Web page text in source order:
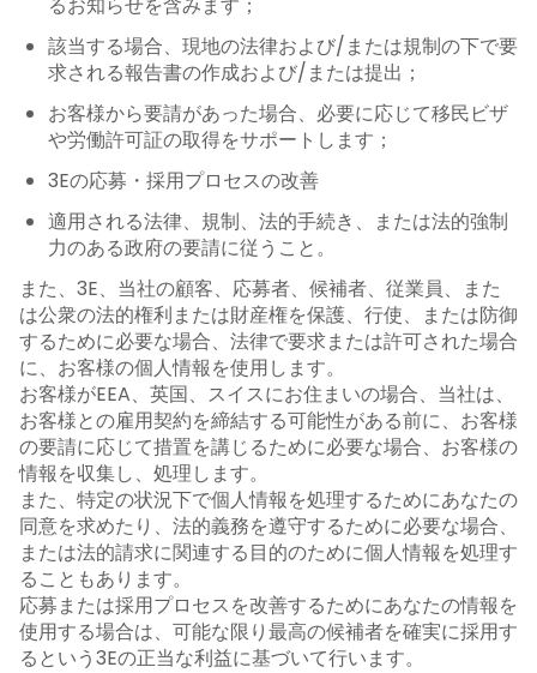
該当する場合、現地の法律および/または規制の下で要
求される報告書の作成および/または提出；
お客様から要請があった場合、必要に応じて移民ビザ
や労働許可証の取得をサポートします；
3Eの応募・採用プロセスの改善
適用される法律、規制、法的手続き、または法的強制
力のある政府の要請に従うこと。
また、3E、当社の顧客、応募者、候補者、従業員、また
は公衆の法的権利または財産権を保護、行使、または防御
するために必要な場合、法律で要求または許可された場合
に、お客様の個人情報を使用します。
お客様がEEA、英国、スイスにお住まいの場合、当社は、
お客様との雇用契約を締結する可能性がある前に、お客様
の要請に応じて措置を講じるために必要な場合、お客様の
情報を収集し、処理します。
また、特定の状況下で個人情報を処理するためにあなたの
同意を求めたり、法的義務を遵守するために必要な場合、
または法的請求に関連する目的のために個人情報を処理す
ることもあります。
応募または採用プロセスを改善するためにあなたの情報を
使用する場合は、可能な限り最高の候補者を確実に採用す
るという3Eの正当な利益に基づいて行います。